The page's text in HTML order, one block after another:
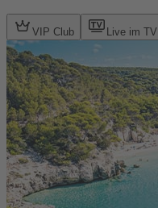
VIP Club Live im TV